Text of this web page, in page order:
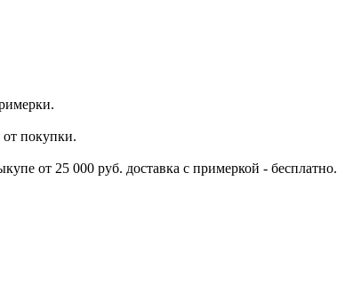
от покупки.
от 25 000 руб. доставка с примеркой - бесплатно.